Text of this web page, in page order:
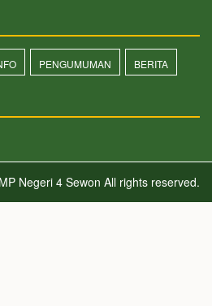
PENGUMUMAN BERITA
Negeri 4 Sewon All rights reserved.